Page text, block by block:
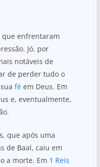
que enfrentaram
Jó, por
notáveis de
de perder tudo o
féem Deus. Em
e, eventualmente,
que após uma
de Baal, caiu em
a morte. Em 1 Reis